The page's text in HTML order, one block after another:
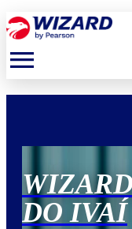
menu
DO IVAÍ